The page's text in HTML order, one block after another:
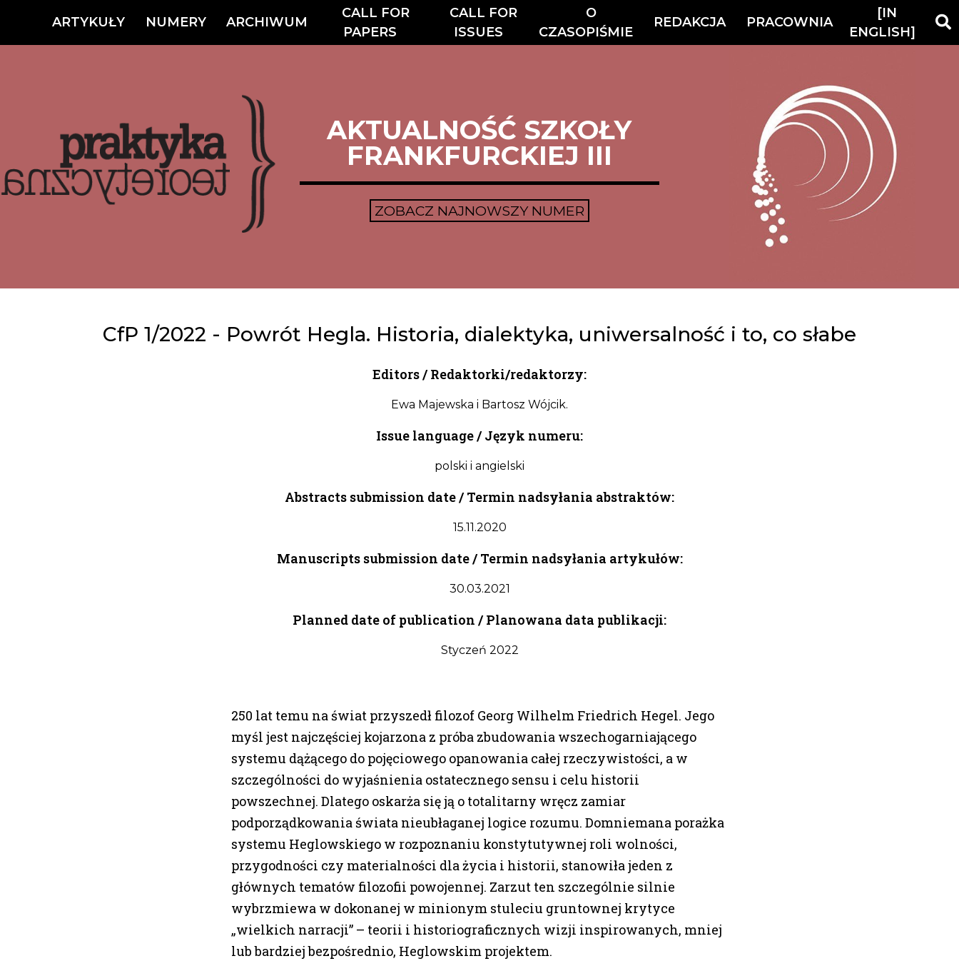
ARTYKUŁY NUMERY ARCHIWUM
CALL FOR
PAPERS
CALL FOR
ISSUES
O
CZASOPIŚMIE
REDAKCJA PRACOWNIA
[IN
ENGLISH]
AKTUALNOŚĆ SZKOŁY
FRANKFURCKIEJ III
ZOBACZ NAJNOWSZY NUMER
CfP 1/2022 - Powrót Hegla. Historia, dialektyka, uniwersalność i to, co słabe
Editors / Redaktorki/redaktorzy:
Ewa Majewska i Bartosz Wójcik.
Issue language / Język numeru:
polski i angielski
Abstracts submission date / Termin nadsyłania abstraktów:
15.11.2020
Manuscripts submission date / Termin nadsyłania artykułów:
30.03.2021
Planned date of publication / Planowana data publikacji:
Styczeń 2022
250 lat temu na świat przyszedł filozof Georg Wilhelm Friedrich Hegel. Jego
myśl jest najczęściej kojarzona z próba zbudowania wszechogarniającego
systemu dążącego do pojęciowego opanowania całej rzeczywistości, a w
szczególności do wyjaśnienia ostatecznego sensu i celu historii
powszechnej. Dlatego oskarża się ją o totalitarny wręcz zamiar
podporządkowania świata nieubłaganej logice rozumu. Domniemana porażka
systemu Heglowskiego w rozpoznaniu konstytutywnej roli wolności,
przygodności czy materialności dla życia i historii, stanowiła jeden z
głównych tematów filozofii powojennej. Zarzut ten szczególnie silnie
wybrzmiewa w dokonanej w minionym stuleciu gruntownej krytyce
„wielkich narracji” – teorii i historiograficznych wizji inspirowanych, mniej
lub bardziej bezpośrednio, Heglowskim projektem.